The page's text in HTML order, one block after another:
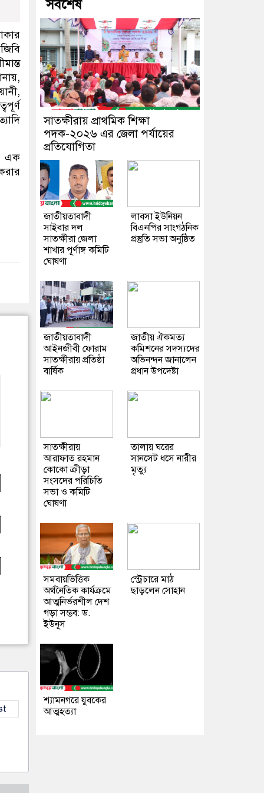
এক
সর্বশেষ
সাতক্ষীরায় প্রাথমিক শিক্ষা
পদক-২০২৬ এর জেলা পর্যায়ের
প্রতিযোগিতা
জাতীয়তাবাদী
সাইবার দল
সাতক্ষীরা জেলা
শাখার পূর্ণাঙ্গ কমিটি
ঘোষণা
লাবসা ইউনিয়ন
বিএনপির সাংগঠনিক
প্রস্তুতি সভা অনুষ্ঠিত
জাতীয়তাবাদী
আইনজীবী ফোরাম
সাতক্ষীরায় প্রতিষ্ঠা
বার্ষিক
জাতীয় ঐকমত্য
কমিশনের সদস্যদের
অভিনন্দন জানালেন
প্রধান উপদেষ্টা
সাতক্ষীরায়
আরাফাত রহমান
কোকো ক্রীড়া
সংসদের পরিচিতি
সভা ও কমিটি
ঘোষণা
তালায় ঘরের
সানসেট ধসে নারীর
মৃত্যু
সমবায়ভিত্তিক
অর্থনৈতিক কার্যক্রমে
আত্মনির্ভরশীল দেশ
গড়া সম্ভব: ড.
ইউনূস
স্ট্রেচারে মাঠ
ছাড়লেন সোহান
শ্যামনগরে যুবকের
আত্মহত্যা